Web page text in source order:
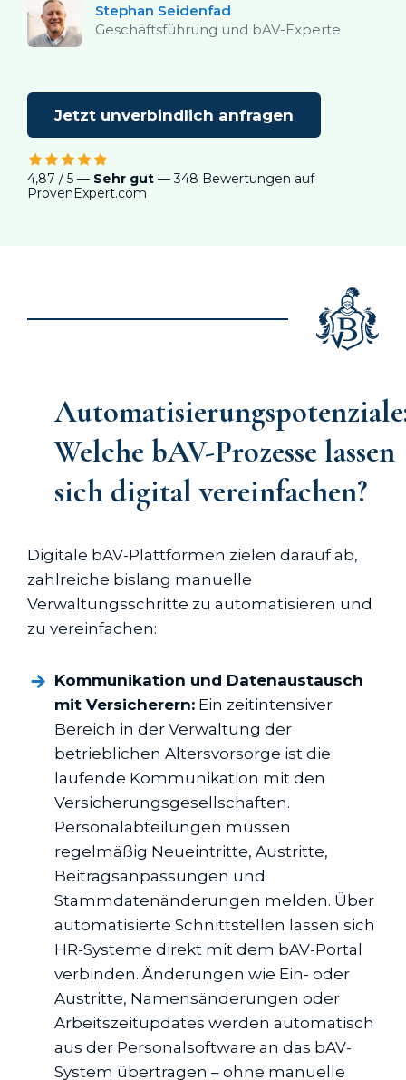
Stephan Seidenfad
Geschäftsführung und bAV-Experte
Jetzt unverbindlich anfragen
4,87 / 5 — Sehr gut — 348 Bewertungen auf
ProvenExpert.com
Welche bAV-Prozesse lassen
sich digital vereinfachen?
Digitale bAV-Plattformen zielen darauf ab,
zahlreiche bislang manuelle
Verwaltungsschritte zu automatisieren und
zu vereinfachen:
Kommunikation und Datenaustausch
mit Versicherern: Ein zeitintensiver
Bereich in der Verwaltung der
betrieblichen Altersvorsorge ist die
laufende Kommunikation mit den
Versicherungsgesellschaften.
Personalabteilungen müssen
regelmäßig Neueintritte, Austritte,
Beitragsanpassungen und
Stammdatenänderungen melden. Über
automatisierte Schnittstellen lassen sich
HR-Systeme direkt mit dem bAV-Portal
verbinden. Änderungen wie Ein- oder
Austritte, Namensänderungen oder
Arbeitszeitupdates werden automatisch
aus der Personalsoftware an das bAV-
System übertragen – ohne manuelle